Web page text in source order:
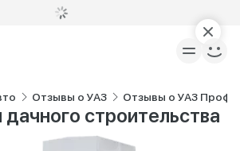
Отзывы о УАЗ Отзывы о УАЗ Профи
строительства